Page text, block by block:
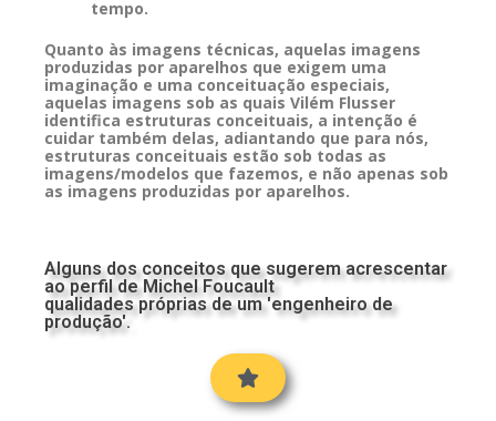
tempo.
Quanto às imagens técnicas, aquelas imagens
produzidas por aparelhos que exigem uma
imaginação e uma conceituação especiais,
aquelas imagens sob as quais Vilém Flusser
identifica estruturas conceituais, a intenção é
cuidar também delas, adiantando que para nós,
estruturas conceituais estão sob todas as
imagens/modelos que fazemos, e não apenas sob
as imagens produzidas por aparelhos.
Alguns dos conceitos que sugerem acrescentar
ao perfil de Michel Foucault
qualidades próprias de um 'engenheiro de
produção'.